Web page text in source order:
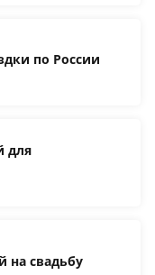
по России
для
на свадьбу